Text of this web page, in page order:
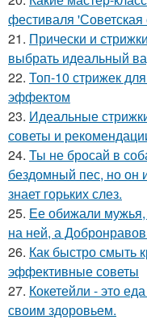
фестиваля 'Советская
21. Прически и
выбрать идеальный
22. Топ-10 стрижек
эффектом
23. Идеальные
советы и
24. Ты не бросай в
бездомный пес, но он
знает горьких слез.
25. Ее обижали
на ней, а
26. Как быстро смыть
эффективные советы
27. Кокетейли - это
своим здоровьем.